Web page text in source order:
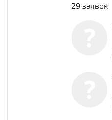
29 заявок